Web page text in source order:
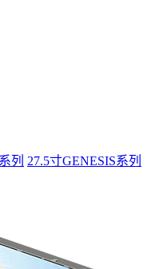
列 27.5寸GENESIS系列